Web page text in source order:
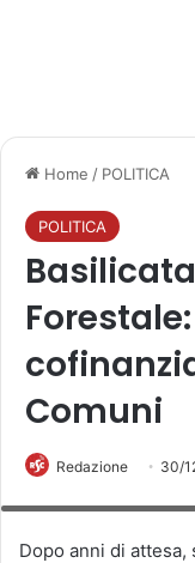
Home / POLITICA
POLITICA
Comuni
Redazione 30/
l’assessore regionale
Dopo anni di